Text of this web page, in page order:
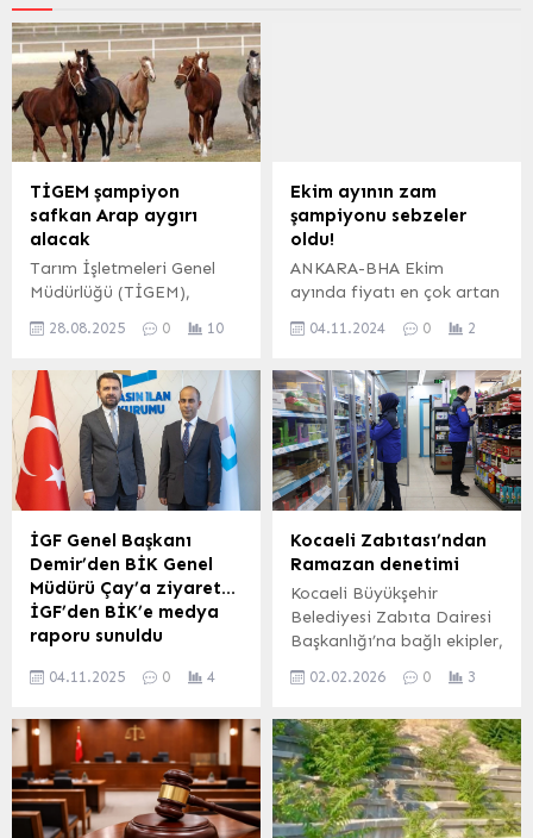
TİGEM şampiyon
safkan Arap aygırı
alacak
Tarım İşletmeleri Genel
Müdürlüğü (TİGEM),
safkan Arap aygırı satın
Alkuruş, Berk ve Sa’d kan
hatlarından olan aygırların
grup yarışlarında başarı
göstermesi şartı aranıyor.
Başvurular 15 Eylül 2025’e
kadar kabul edilecek.
ANKARA (İGFA) – Tarım
İşletmeleri Genel
Müdürlüğü (TİGEM),
safkan Arap atı
yetiştiriciliğini...
28.08.2025 0 10
Ekim ayının zam
şampiyonu sebzeler
oldu!
ANKARA-BHA Ekim
ayında fiyatı en çok artan
erkek giyim yüzde 14,14,
12,79 ve ilaçlar yüzde
10,97 ile öne çıktı.
İlaçlardaki artış, artan
sağlık harcamalarının
maliyetine dikkat
çekerken, bu durum
vatandaşların sağlık
hizmetlerine erişiminde
geldi. Ayrıca, kadın
ayakkabısı ve çocuk
ayakkabısı...
04.11.2024 0 2
İGF Genel Başkanı
Demir’den BİK Genel
Müdürü Çay’a ziyaret…
İGF’den BİK’e medya
raporu sunuldu
Federasyonu (İGF) Genel
Basın İlan Kurumu (BİK)
Genel Müdürü Abdulkadir
Çay’ı ziyaret ederek dijital
medyanın sorunları ve
çözüm önerilerini içeren
04.11.2025 0 4
Kocaeli Zabıtası’ndan
Ramazan denetimi
Kocaeli Büyükşehir
Belediyesi Zabıta Dairesi
Başkanlığı’na bağlı ekipler,
öncesinde vatandaşların
ulaşabilmesi için kent
genelindeki marketlerde
denetimlerini sıklaştırdı.
Denetimlerde özellikle
temel gıda ürünleri mercek
02.02.2026 0 3